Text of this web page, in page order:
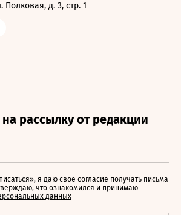
Полковая, д. 3, стр. 1
я даю свое согласие получать письма
что ознакомился и принимаю
данных